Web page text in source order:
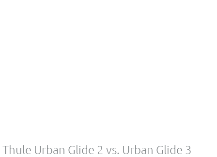
Thule Urban Glide 2 vs. Urban Glide 3